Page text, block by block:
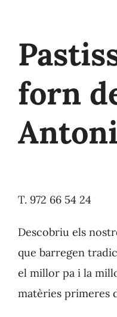
forn
Antoni
T. 972 66 54 24
Descobriu els
que barregen
el millor pa i la
matèries primeres